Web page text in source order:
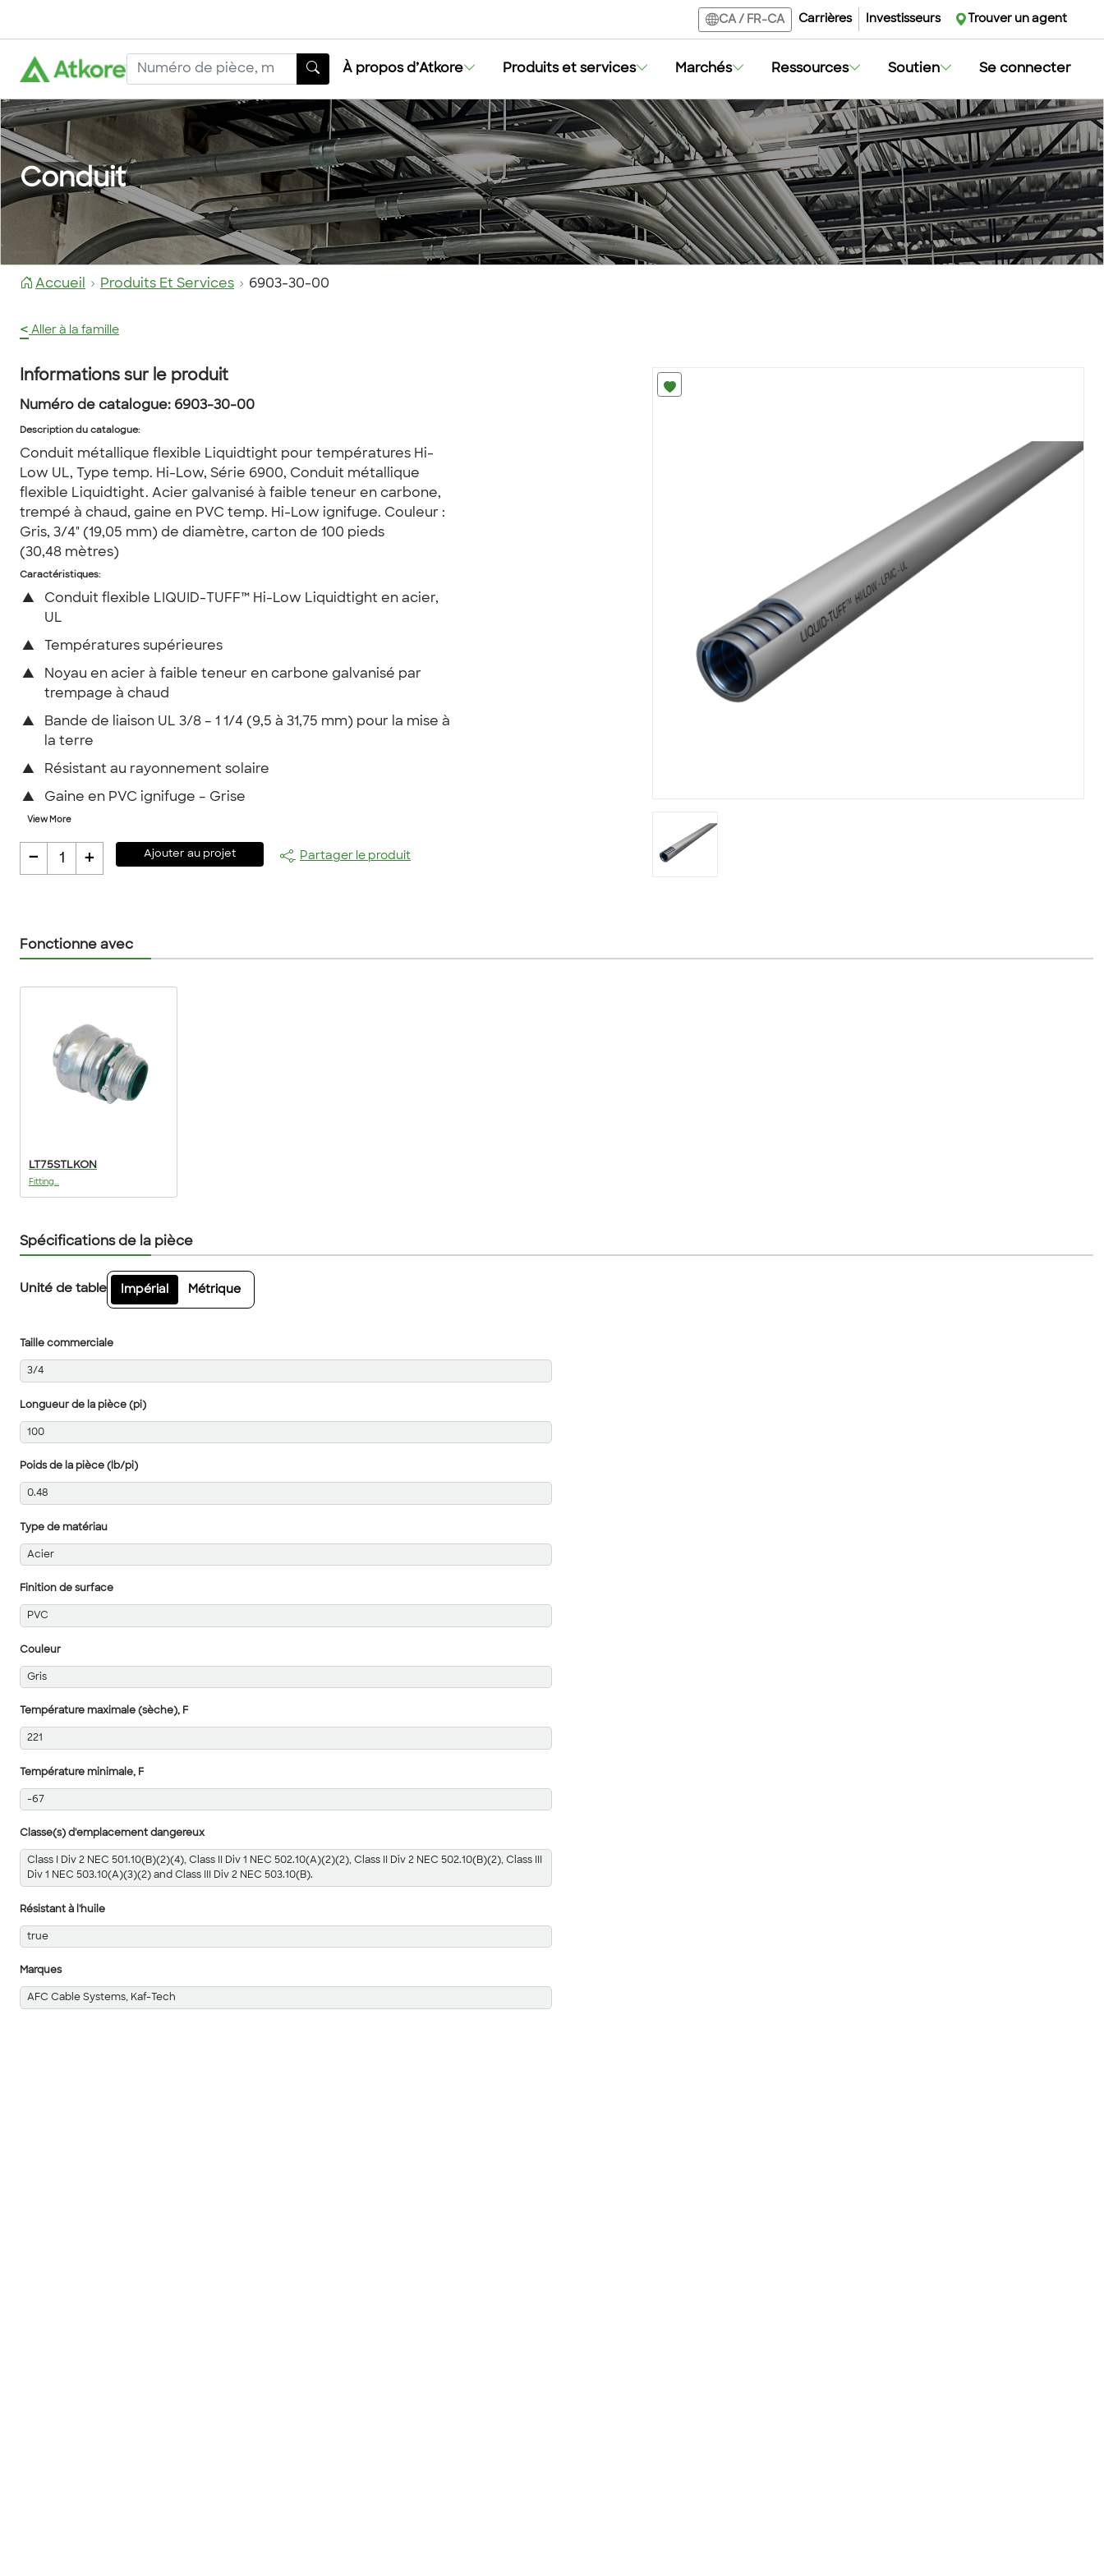
CA/ FR-CA Carrières Investisseurs Trouver un agent
À propos d’Atkore Produits et services Marchés Ressources Soutien Se connecter
Conduit
Accueil Produits Et Services 6903-30-00
< Aller à la famille
Informations sur le produit
Numéro de catalogue: 6903-30-00
Description du catalogue:
Conduit métallique flexible Liquidtight pour températures Hi-
Low UL, Type temp. Hi-Low, Série 6900, Conduit métallique
flexible Liquidtight. Acier galvanisé à faible teneur en carbone,
trempé à chaud, gaine en PVC temp. Hi-Low ignifuge. Couleur :
Gris, 3/4" (19,05 mm) de diamètre, carton de 100 pieds
(30,48 mètres)
Caractéristiques:
▲
Conduit flexible LIQUID-TUFF™ Hi-Low Liquidtight en acier,
UL
▲ Températures supérieures
▲
Noyau en acier à faible teneur en carbone galvanisé par
trempage à chaud
▲
Bande de liaison UL 3/8 – 1 1/4 (9,5 à 31,75 mm) pour la mise à
la terre
▲ Résistant au rayonnement solaire
▲ Gaine en PVC ignifuge – Grise
View More
- 1 + Ajouter au projet Partager le produit
Fonctionne avec
LT75STLKON
Fitting...
Spécifications de la pièce
Unité de table Impérial Métrique
Taille commerciale
3/4
Longueur de la pièce (pi)
100
Poids de la pièce (lb/pi)
0.48
Type de matériau
Acier
Finition de surface
PVC
Couleur
Gris
Température maximale (sèche), F
221
Température minimale, F
-67
Classe(s) d'emplacement dangereux
Class I Div 2 NEC 501.10(B)(2)(4), Class II Div 1 NEC 502.10(A)(2)(2), Class II Div 2 NEC 502.10(B)(2), Class III
Div 1 NEC 503.10(A)(3)(2) and Class III Div 2 NEC 503.10(B).
Résistant à l'huile
true
Marques
AFC Cable Systems, Kaf-Tech